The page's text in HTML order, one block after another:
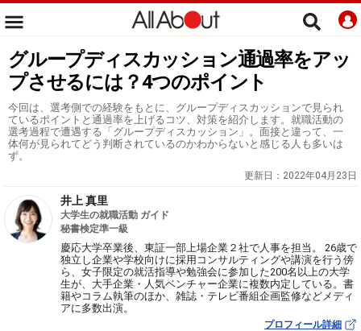
グループディスカッション通過率をアッ
プさせるには？4つのポイント
今回は、選考側での経験をもとに、グループディスカッションで見られ
ているポイントと通過率を上げるコツ、対策を紹介します。就職活動の
選考過程で遭遇する「グループディスカッション」。面接と違って、一
体何が見られてどう判断されているのかわからないと感じる人も多いは
ず。
更新日： 2022年04月23日
井上 真里
大学生の就職活動 ガイド
秘書検定準一級
慶応大学卒業後、東証一部上場企業２社で人事を担当。 26歳で
独立し企業や学校向けに採用コンサルティングや講演を行う傍
ら、女子限定の就活指導や勉強会に参加した200名以上の大学
生が、大手企業・人気ベンチャー企業に複数内定している。書
籍やコラム執筆のほか、雑誌・テレビ番組企画監修などメディ
アに多数出演。
プロフィール詳細